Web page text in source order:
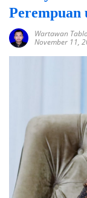
Wartawan
November 11,